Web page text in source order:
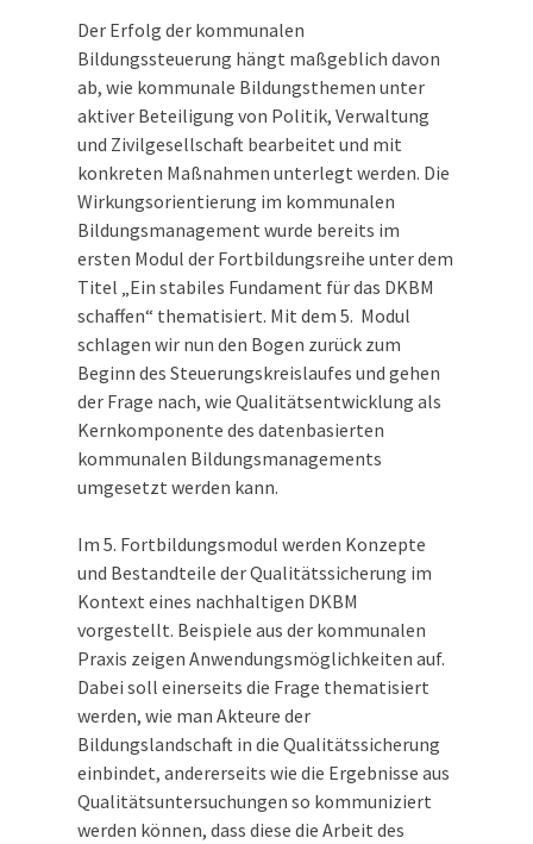
Der Erfolg der kommunalen
Bildungssteuerung hängt maßgeblich davon
ab, wie kommunale Bildungsthemen unter
aktiver Beteiligung von Politik, Verwaltung
und Zivilgesellschaft bearbeitet und mit
konkreten Maßnahmen unterlegt werden. Die
Wirkungsorientierung im kommunalen
Bildungsmanagement wurde bereits im
ersten Modul der Fortbildungsreihe unter dem
Titel „Ein stabiles Fundament für das DKBM
schaffen“ thematisiert. Mit dem 5. Modul
schlagen wir nun den Bogen zurück zum
Beginn des Steuerungskreislaufes und gehen
der Frage nach, wie Qualitätsentwicklung als
Kernkomponente des datenbasierten
kommunalen Bildungsmanagements
umgesetzt werden kann.
Im 5. Fortbildungsmodul werden Konzepte
und Bestandteile der Qualitätssicherung im
Kontext eines nachhaltigen DKBM
vorgestellt. Beispiele aus der kommunalen
Praxis zeigen Anwendungsmöglichkeiten auf.
Dabei soll einerseits die Frage thematisiert
werden, wie man Akteure der
Bildungslandschaft in die Qualitätssicherung
einbindet, andererseits wie die Ergebnisse aus
Qualitätsuntersuchungen so kommuniziert
werden können, dass diese die Arbeit des